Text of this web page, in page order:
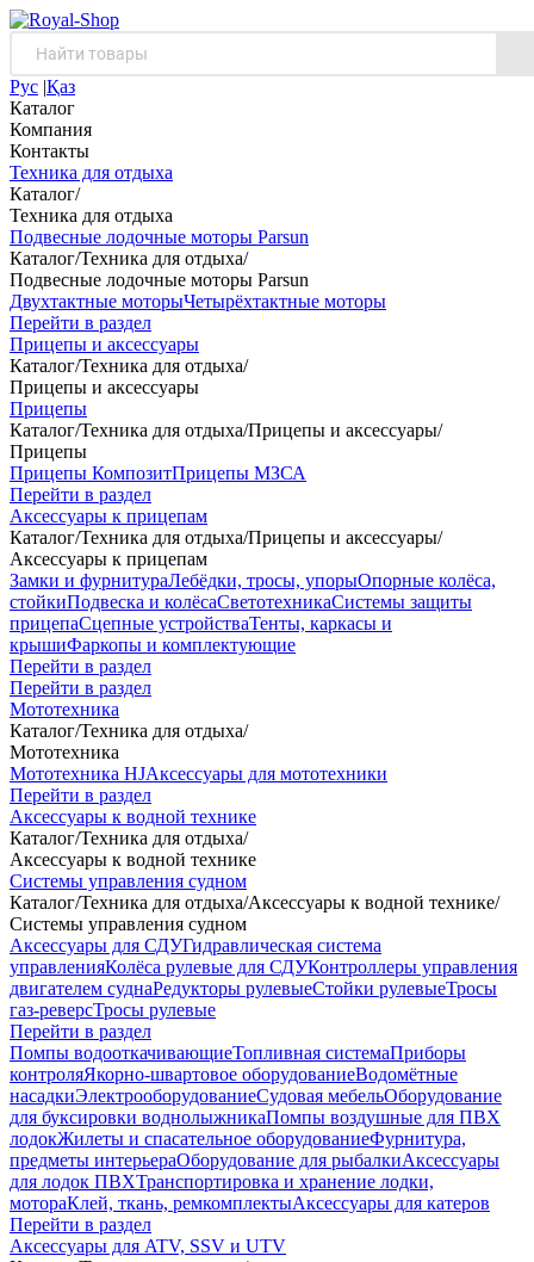
Рус |Қаз
Каталог
Компания
Контакты
Техника для отдыха
Каталог/
Техника для отдыха
Подвесные лодочные моторы Parsun
Каталог/Техника для отдыха/
Подвесные лодочные моторы Parsun
Двухтактные моторыЧетырёхтактные моторы
Перейти в раздел
Прицепы и аксессуары
Каталог/Техника для отдыха/
Прицепы и аксессуары
Прицепы
Каталог/Техника для отдыха/Прицепы и аксессуары/
Прицепы
Прицепы КомпозитПрицепы МЗСА
Перейти в раздел
Аксессуары к прицепам
Каталог/Техника для отдыха/Прицепы и аксессуары/
Аксессуары к прицепам
Замки и фурнитураЛебёдки, тросы, упорыОпорные колёса,
стойкиПодвеска и колёсаСветотехникаСистемы защиты
прицепаСцепные устройстваТенты, каркасы и
крышиФаркопы и комплектующие
Перейти в раздел
Перейти в раздел
Мототехника
Каталог/Техника для отдыха/
Мототехника
Мототехника HJАксессуары для мототехники
Перейти в раздел
Аксессуары к водной технике
Каталог/Техника для отдыха/
Аксессуары к водной технике
Системы управления судном
Каталог/Техника для отдыха/Аксессуары к водной технике/
Системы управления судном
Аксессуары для СДУГидравлическая система
управленияКолёса рулевые для СДУКонтроллеры управления
двигателем суднаРедукторы рулевыеСтойки рулевыеТросы
газ-реверсТросы рулевые
Перейти в раздел
Помпы водооткачивающиеТопливная системаПриборы
контроляЯкорно-швартовое оборудованиеВодомётные
насадкиЭлектрооборудованиеСудовая мебельОборудование
для буксировки воднолыжникаПомпы воздушные для ПВХ
лодокЖилеты и спасательное оборудованиеФурнитура,
предметы интерьераОборудование для рыбалкиАксессуары
для лодок ПВХТранспортировка и хранение лодки,
мотораКлей, ткань, ремкомплектыАксессуары для катеров
Перейти в раздел
Аксессуары для ATV, SSV и UTV